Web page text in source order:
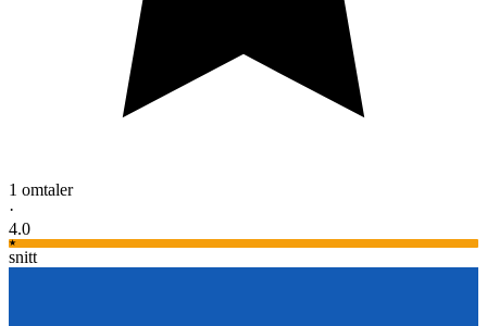
1 omtaler
·
4.0
★
snitt